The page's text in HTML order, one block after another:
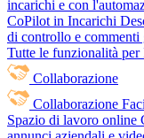
incarichi e con
CoPilot in Incarichi
di controllo e commenti
Tutte le funzionalità
Collaborazione
Collaborazione
Spazio di lavoro online